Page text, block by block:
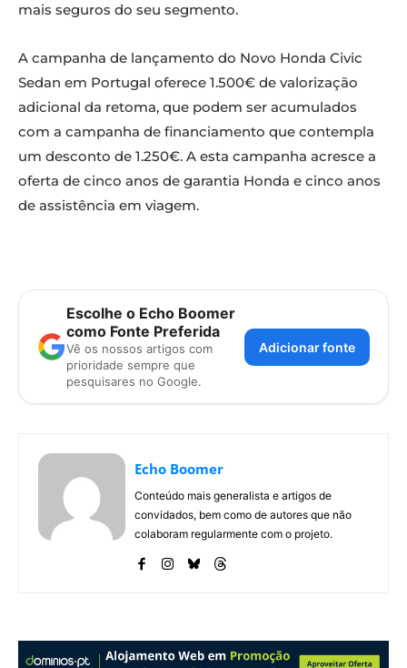
mais seguros do seu segmento.
A campanha de lançamento do Novo Honda Civic
Sedan em Portugal oferece 1.500€ de valorização
adicional da retoma, que podem ser acumulados
com a campanha de financiamento que contempla
um desconto de 1.250€. A esta campanha acresce a
oferta de cinco anos de garantia Honda e cinco anos
de assistência em viagem.
Escolhe o Echo Boomer
como Fonte Preferida
Vê os nossos artigos com
prioridade sempre que
pesquisares no Google.
Adicionar fonte
Echo Boomer
Conteúdo mais generalista e artigos de
convidados, bem como de autores que não
colaboram regularmente com o projeto.